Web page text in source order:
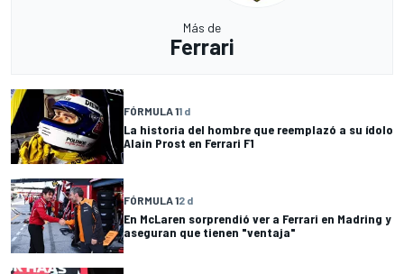
Más de
Ferrari
FÓRMULA 11 d
La historia del hombre que reemplazó a su ídolo
Alain Prost en Ferrari F1
FÓRMULA 12 d
En McLaren sorprendió ver a Ferrari en Madring y
aseguran que tienen "ventaja"